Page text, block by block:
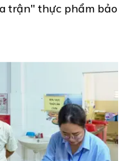
trận" thực phẩm bảo